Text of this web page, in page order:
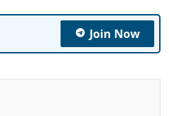
Join Now